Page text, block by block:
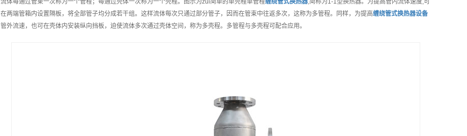
流体每通过管束一次称为一个管程；每通过壳体一次称为一个壳程。图示为zui简单的单壳程单管程缠绕管式换热器,简称为1-1型换热器。为提高管内流体速度,可
在两端管箱内设置隔板，将全部管子均分成若干组。这样流体每次只通过部分管子，因而在管束中往返多次，这称为多管程。同样，为提高缠绕管式换热器设备
管外流速，也可在壳体内安装纵向挡板，迫使流体多次通过壳体空间，称为多壳程。多管程与多壳程可配合应用。